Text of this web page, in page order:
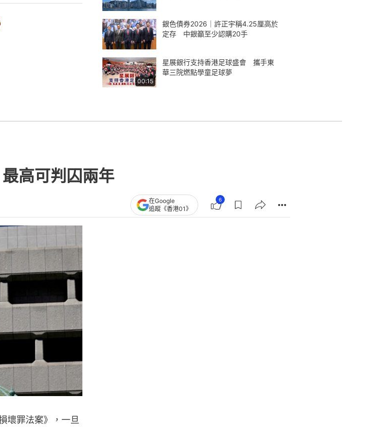
銀色債券2026｜許正宇稱4.25厘高於
定存 中銀籲至少認購20手
00:15
星展銀行支持香港足球盛會 攜手東
華三院燃點學童足球夢
高可判囚兩年
在Google
追蹤《香港01》
6
壞罪法案》，一旦